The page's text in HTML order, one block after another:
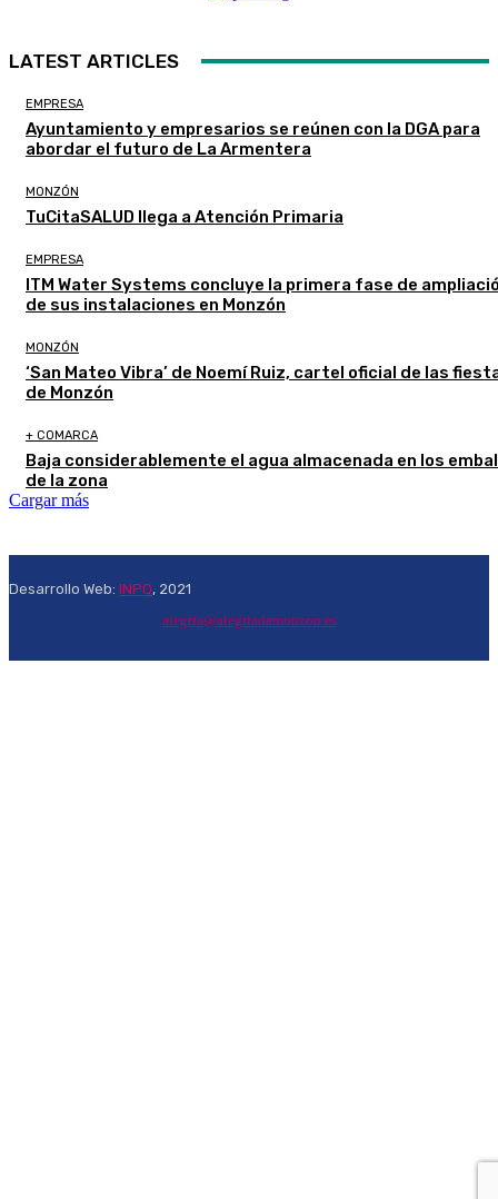
LATEST ARTICLES
EMPRESA
Ayuntamiento y empresarios se reúnen con la DGA para
abordar el futuro de La Armentera
MONZÓN
TuCitaSALUD llega a Atención Primaria
EMPRESA
ITM Water Systems concluye la primera fase de
de sus instalaciones en Monzón
MONZÓN
‘San Mateo Vibra’ de Noemí Ruiz, cartel oficial de las
de Monzón
+ COMARCA
Baja considerablemente el agua almacenada en los
de la zona
Cargar más
Desarrollo Web: INPQ, 2021
alegria@alegriademonzon.es